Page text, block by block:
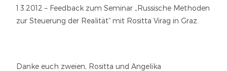
1.3.2012 – Feedback zum Seminar „Russische Methoden
zur Steuerung der Realität“ mit Rositta Virag in Graz.
Danke euch zweien, Rositta und Angelika